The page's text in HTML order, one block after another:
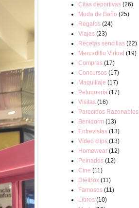
Citas deportivas (26)
Moda de Baño (25)
Regalos (24)
Viajes (23)
Recetas sencillas (22)
Mercadillo Virtual (19)
Compras (17)
Concursos (17)
Maquillaje (17)
Peluquería (17)
Visitas (16)
Parecidos Razonables
Benidorm (13)
Entrevistas (13)
Vídeo clips (13)
Homewear (12)
Peinados (12)
Cine (11)
DietBox (11)
Famosos (11)
Libros (10)